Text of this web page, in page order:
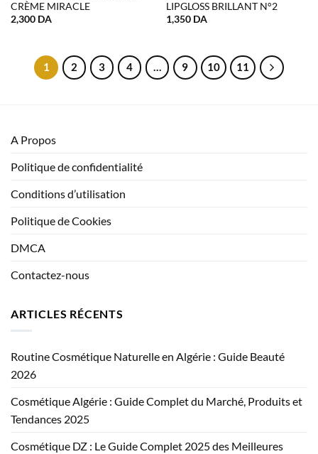
CRÈME MIRACLE
2,300 DA
LIPGLOSS BRILLANT N°2
1,350 DA
1 2 3 4 … 9 10 11
A Propos
Politique de confidentialité
Conditions d’utilisation
Politique de Cookies
DMCA
Contactez-nous
ARTICLES RÉCENTS
Routine Cosmétique Naturelle en Algérie : Guide Beauté
2026
Cosmétique Algérie : Guide Complet du Marché, Produits et
Tendances 2025
Cosmétique DZ : Le Guide Complet 2025 des Meilleures